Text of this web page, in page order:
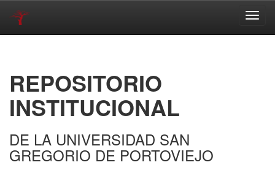
REPOSITORIO
INSTITUCIONAL
DE LA UNIVERSIDAD SAN
GREGORIO DE PORTOVIEJO